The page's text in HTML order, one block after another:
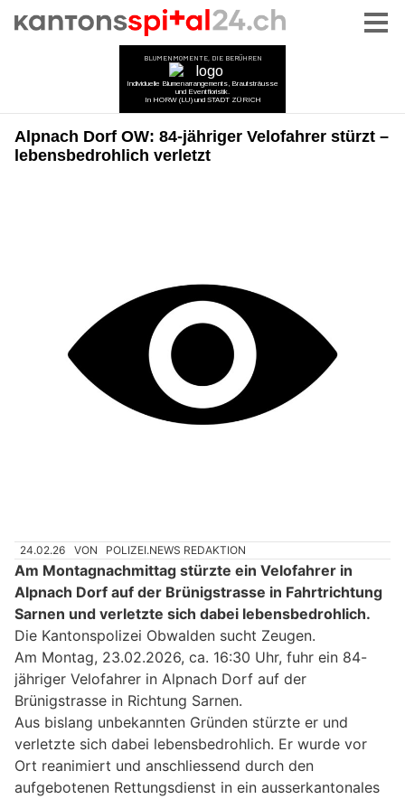
Alpnach Dorf OW: 84-jähriger Velofahrer stürzt –
lebensbedrohlich verletzt
24.02.26 VON POLIZEI.NEWS REDAKTION
Am Montagnachmittag stürzte ein Velofahrer in
Alpnach Dorf auf der Brünigstrasse in Fahrtrichtung
Sarnen und verletzte sich dabei lebensbedrohlich.
Die Kantonspolizei Obwalden sucht Zeugen.
Am Montag, 23.02.2026, ca. 16:30 Uhr, fuhr ein 84-
jähriger Velofahrer in Alpnach Dorf auf der
Brünigstrasse in Richtung Sarnen.
Aus bislang unbekannten Gründen stürzte er und
verletzte sich dabei lebensbedrohlich. Er wurde vor
Ort reanimiert und anschliessend durch den
aufgebotenen Rettungsdienst in ein ausserkantonales